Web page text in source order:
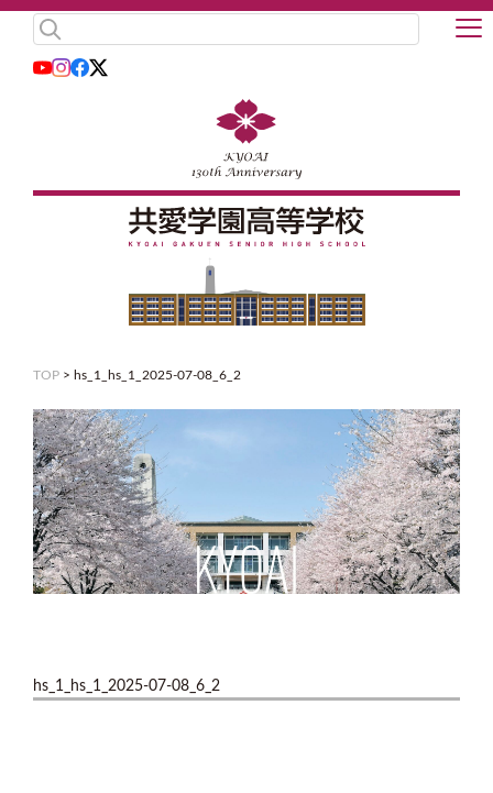
TOP > hs_1_hs_1_2025-07-08_6_2
hs_1_hs_1_2025-07-08_6_2